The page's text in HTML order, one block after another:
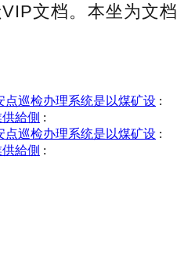
文档。本坐为文档
点巡检办理系统是以煤矿设 :
給側 :
点巡检办理系统是以煤矿设 :
給側 :